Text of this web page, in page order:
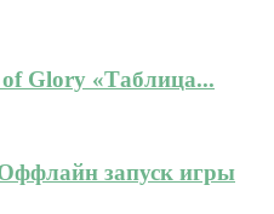
Glory «Таблица...
запуск игры